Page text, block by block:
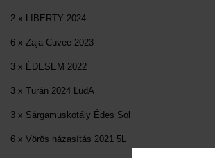
2 x LIBERTY 2024
6 x Zaja Cuvée 2023
3 x ÉDESEM 2022
3 x Turán 2024 LudA
3 x Sárgamuskotály Édes Sol
6 x Vörös házasítás 2021 5L